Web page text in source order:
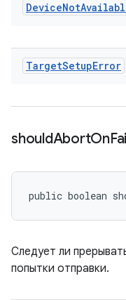
DeviceNot
TargetSetupError
shouldAbortOn
public boolean
Следует ли
попытки отправки.